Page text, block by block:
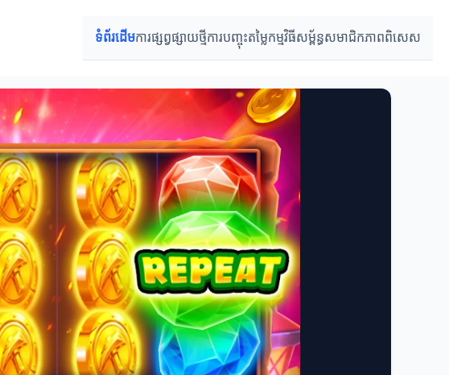
ទំព័រដើមការផ្សព្វផ្សាយថ្មីការបញ្ចុះតម្លៃកម្មវិធីសម្ព័ន្ធសមាជិកភាពពិសេស